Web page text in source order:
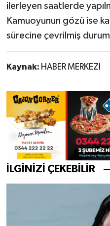
ilerleyen saatlerde
Kamuoyunun gözü ise
sürecine çevrilmiş
Kaynak: HABER MERKEZİ